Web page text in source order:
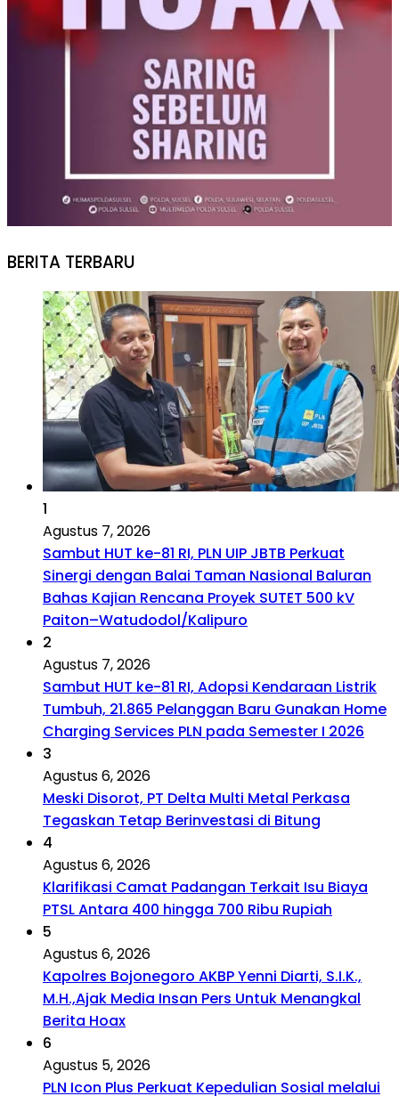
BERITA TERBARU
1
Agustus 7, 2026
Sambut HUT ke-81 RI, PLN UIP JBTB Perkuat
Sinergi dengan Balai Taman Nasional Baluran
Bahas Kajian Rencana Proyek SUTET 500 kV
Paiton–Watudodol/Kalipuro
2
Agustus 7, 2026
Sambut HUT ke-81 RI, Adopsi Kendaraan Listrik
Tumbuh, 21.865 Pelanggan Baru Gunakan Home
Charging Services PLN pada Semester I 2026
3
Agustus 6, 2026
Meski Disorot, PT Delta Multi Metal Perkasa
Tegaskan Tetap Berinvestasi di Bitung
4
Agustus 6, 2026
Klarifikasi Camat Padangan Terkait Isu Biaya
PTSL Antara 400 hingga 700 Ribu Rupiah
5
Agustus 6, 2026
Kapolres Bojonegoro AKBP Yenni Diarti, S.I.K.,
M.H.,Ajak Media Insan Pers Untuk Menangkal
Berita Hoax
6
Agustus 5, 2026
PLN Icon Plus Perkuat Kepedulian Sosial melalui